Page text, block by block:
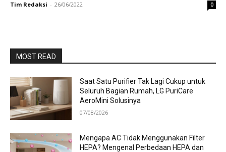
Tim Redaksi - 26/06/2022 0
MOST READ
Saat Satu Purifier Tak Lagi Cukup untuk
Seluruh Bagian Rumah, LG PuriCare
AeroMini Solusinya
07/08/2026
Mengapa AC Tidak Menggunakan Filter
HEPA? Mengenal Perbedaan HEPA dan